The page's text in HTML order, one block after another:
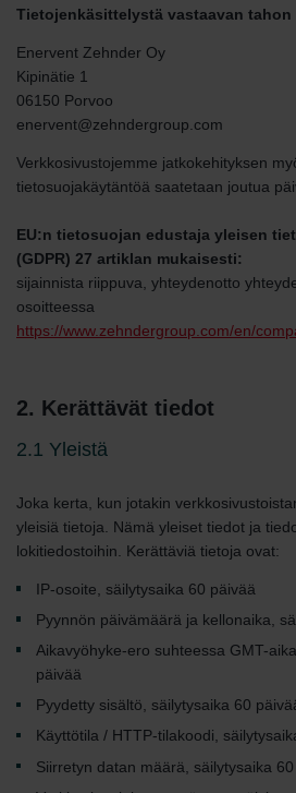
Tietojenkäsittelystä vastaavan tahon
Enervent Zehnder Oy
Kipinätie 1
06150 Porvoo
enervent@zehndergroup.com
Verkkosivustojemme jatkokehityksen
tietosuojakäytäntöä saatetaan joutua
EU:n tietosuojan edustaja yleisen
(GDPR) 27 artiklan mukaisesti:
sijainnista riippuva, yhteydenotto
osoitteessa
https://www.zehndergroup.com/en/
2. Kerättävät tiedot
2.1 Yleistä
Joka kerta, kun jotakin
yleisiä tietoja. Nämä yleiset tiedot ja
lokitiedostoihin. Kerättäviä tietoja ovat:
IP-osoite, säilytysaika 60 päivää
Pyynnön päivämäärä ja kellonaika,
Aikavyöhyke-ero suhteessa GMT-
päivää
Pyydetty sisältö, säilytysaika 60
Käyttötila / HTTP-tilakoodi,
Siirretyn datan määrä, säilytysaika